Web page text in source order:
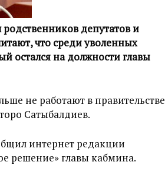
депутатов и
что среди уволенных
остался на должности главы
не работают в правительстве
Сатыбалдиев.
интернет редакции
решение» главы кабмина.